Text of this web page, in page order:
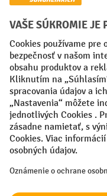
Creditcard (Master)
Faktúra
Sociálne siete
Facebook
YouTube
LinkedIn
Nastavenia ochrany
All prices excl. VAT plus